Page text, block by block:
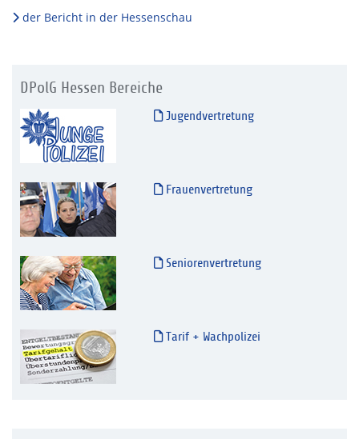
der Bericht in der Hessenschau
DPolG Hessen Bereiche
Jugendvertretung
Frauenvertretung
Seniorenvertretung
Tarif + Wachpolizei